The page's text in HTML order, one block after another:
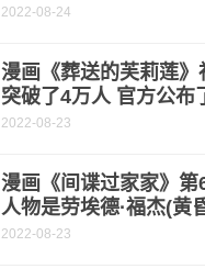
2022-08-24
漫画《葬送的芙莉莲
突破了4万人 官方公布
2022-08-23
漫画《间谍过家家》
人物是劳埃德·福杰(黄
2022-08-23